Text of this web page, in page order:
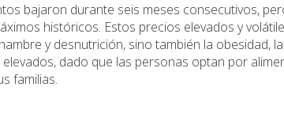
bajaron durante seis meses consecutivos,
históricos. Estos precios elevados y
y desnutrición, sino también la obesidad,
dado que las personas optan por
familias.